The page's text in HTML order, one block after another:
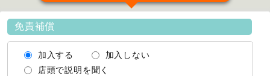
免責補償
加入する
加入しない
店頭で説明を聞く